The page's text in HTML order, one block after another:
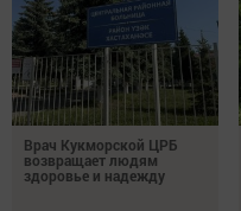
Врач Кукморской ЦРБ
возвращает людям
здоровье и надежду